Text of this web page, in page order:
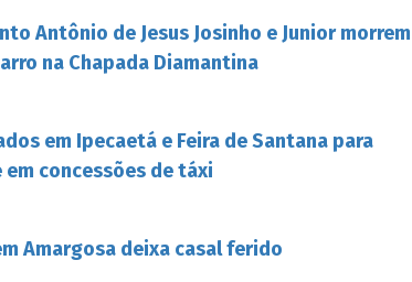
Antônio de Jesus Josinho e Junior morrem
na Chapada Diamantina
em Ipecaetá e Feira de Santana para
concessões de táxi
Amargosa deixa casal ferido